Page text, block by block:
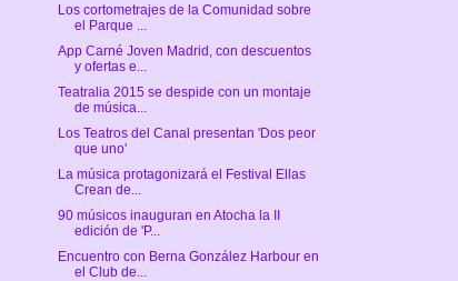
Los cortometrajes de la Comunidad sobre
el Parque ...
App Carné Joven Madrid, con descuentos
y ofertas e...
Teatralia 2015 se despide con un montaje
de música...
Los Teatros del Canal presentan 'Dos peor
que uno'
La música protagonizará el Festival Ellas
Crean de...
90 músicos inauguran en Atocha la II
edición de 'P...
Encuentro con Berna González Harbour en
el Club de...